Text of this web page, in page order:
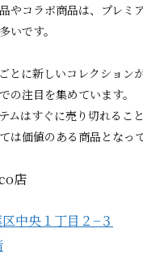
やコラボ商品は、プレミ
いです。
とに新しいコレクション
の注目を集めています。
ムはすぐに売り切れるこ
は価値のある商品となっ
店
中央１丁目２−３